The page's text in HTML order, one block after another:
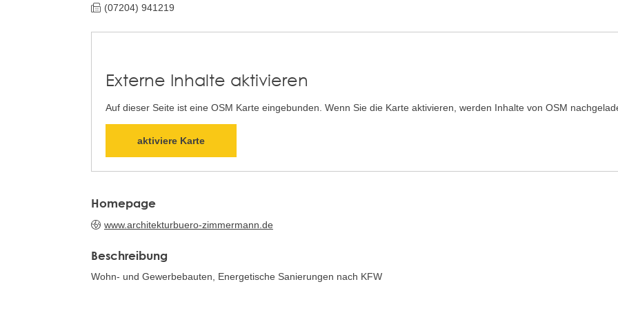
Externe Inhalte aktivieren
Auf dieser Seite ist eine OSM Karte eingebunden. Wenn Sie die Karte aktivieren, werden Inhalte von OSM
aktiviere Karte
(07204) 941219
Homepage
www.architekturbuero-zimmermann.de
Beschreibung
Wohn- und Gewerbebauten, Energetische Sanierungen nach KFW